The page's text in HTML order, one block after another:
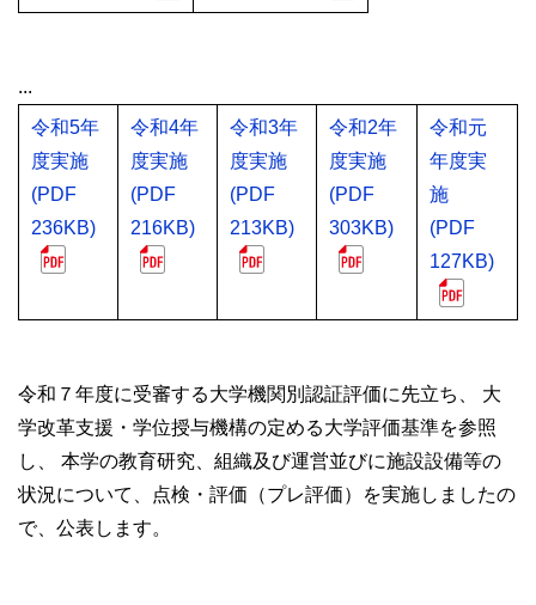
...
令和5年
度実施
(PDF
236KB)
令和4年
度実施
(PDF
216KB)
令和3年
度実施
(PDF
213KB)
令和2年
度実施
(PDF
303KB)
令和元
年度実
施
(PDF
127KB)
令和７年度に受審する大学機関別認証評価に先立ち、 大
学改革支援・学位授与機構の定める大学評価基準を参照
し、 本学の教育研究、組織及び運営並びに施設設備等の
状況について、点検・評価（プレ評価）を実施しましたの
で、公表します。